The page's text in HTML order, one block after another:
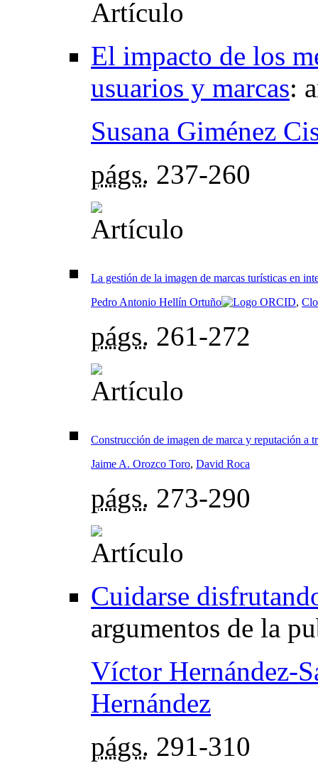
El impacto de los
usuarios y marcas:
Susana Giménez
págs. 237-260
La gestión de la imagen de marcas turísticas en
Pedro Antonio Hellín Ortuño
,
págs. 261-272
Construcción de imagen de marca y reputación a
Jaime A. Orozco Toro, David Roca
págs. 273-290
Cuidarse
argumentos de la
Víctor Hernández-
Hernández
págs. 291-310